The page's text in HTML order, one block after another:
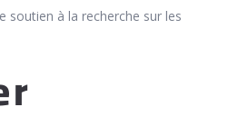
soutien à la recherche sur les